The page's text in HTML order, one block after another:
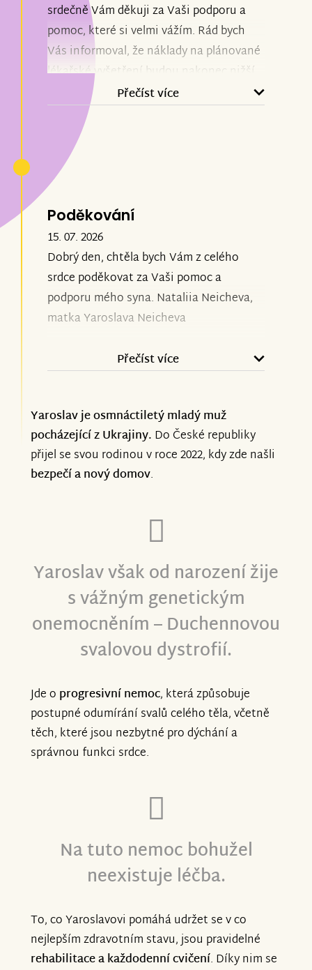
srdečně Vám děkuji za Vaši podporu a
pomoc, které si velmi vážím. Rád bych
Vás informoval, že náklady na plánované
lékařské vyšetření budou nakonec nižší,
než se původně předpokládalo. Zbývající
finanční prostředky bych chtěl využít na
úhradu školního stravování a na účast v
zájmových kroužcích, které jsou pro mě
důležité a podporují můj osobní rozvoj.
Děkuji Vám za pochopení, důvěru a za to,
že mi pomáháte zvládat nejen léčbu, ale i
každodenní život. Velmi si Vaší pomoci
vážím.
Neichev Yaroslav.
Přečíst více
Poděkování
15. 07. 2026
Dobrý den, chtěla bych Vám z celého
srdce poděkovat za Vaši pomoc a
podporu mého syna. Nataliia Neicheva,
matka Yaroslava Neicheva
Přečíst více
Yaroslav je osmnáctiletý mladý muž
pocházející z Ukrajiny. Do České republiky
přijel se svou rodinou v roce 2022, kdy zde našli
bezpečí a nový domov.
Yaroslav však od narození žije
s vážným genetickým
onemocněním – Duchennovou
svalovou dystrofií.
Jde o progresivní nemoc, která způsobuje
postupné odumírání svalů celého těla, včetně
těch, které jsou nezbytné pro dýchání a
správnou funkci srdce.
Na tuto nemoc bohužel
neexistuje léčba.
To, co Yaroslavovi pomáhá udržet se v co
nejlepším zdravotním stavu, jsou pravidelné
rehabilitace a každodenní cvičení. Díky nim se